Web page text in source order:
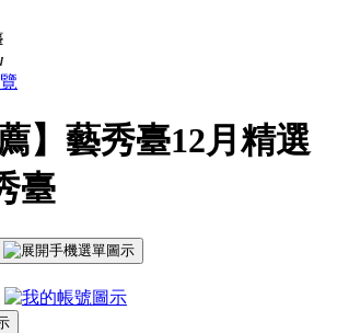
】藝秀臺12月精選
臺